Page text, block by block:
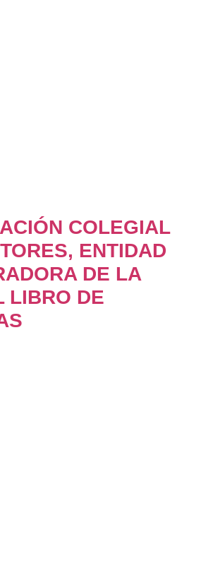
COLEGIAL
ENTIDAD
DE LA
LIBRO DE